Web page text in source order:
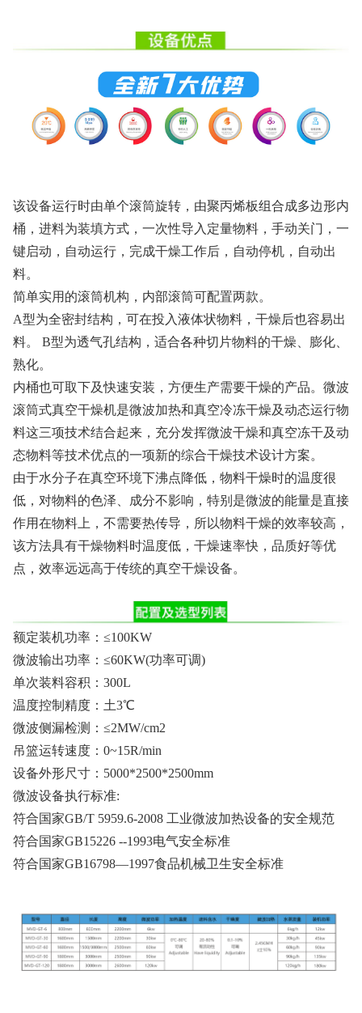
该设备运行时由单个滚筒旋转，由聚丙烯板组合成多边形内
桶，进料为装填方式，一次性导入定量物料，手动关门，一
键启动，自动运行，完成干燥工作后，自动停机，自动出
料。
简单实用的滚筒机构，内部滚筒可配置两款。
A型为全密封结构，可在投入液体状物料，干燥后也容易出
料。 B型为透气孔结构，适合各种切片物料的干燥、膨化、
熟化。
内桶也可取下及快速安装，方便生产需要干燥的产品。微波
滚筒式真空干燥机是微波加热和真空冷冻干燥及动态运行物
料这三项技术结合起来，充分发挥微波干燥和真空冻干及动
态物料等技术优点的一项新的综合干燥技术设计方案。
由于水分子在真空环境下沸点降低，物料干燥时的温度很
低，对物料的色泽、成分不影响，特别是微波的能量是直接
作用在物料上，不需要热传导，所以物料干燥的效率较高，
该方法具有干燥物料时温度低，干燥速率快，品质好等优
点，效率远远高于传统的真空干燥设备。
额定装机功率：≤100KW
微波输出功率：≤60KW(功率可调)
单次装料容积：300L
温度控制精度：土3℃
微波侧漏检测：≤2MW/cm2
吊篮运转速度：0~15R/min
设备外形尺寸：5000*2500*2500mm
微波设备执行标准:
符合国家GB/T 5959.6-2008 工业微波加热设备的安全规范
符合国家GB15226 --1993电气安全标准
符合国家GB16798—1997食品机械卫生安全标准